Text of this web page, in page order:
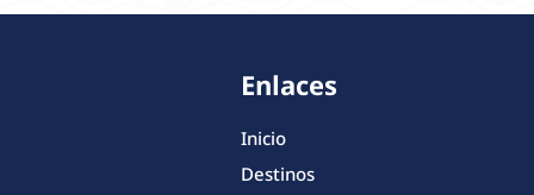
Enlaces
Inicio
Destinos